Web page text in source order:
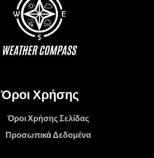
Όροι Χρήσης
Όροι Χρήσης Σελίδας
Προσωπικά Δεδομένα